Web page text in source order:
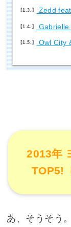
1.3. Zedd
1.4. Gabrielle
1.5. Owl City
2013年
TOP5!
あ、そうそう